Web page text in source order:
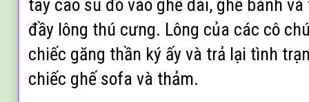
tay cao su đó vào ghế dài, ghế bành
đầy lông thú cưng. Lông của các cô
chiếc găng thần ký ấy và trả lại tình
chiếc ghế sofa và thảm.